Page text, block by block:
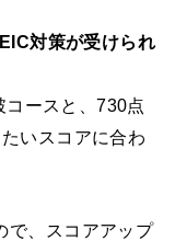
対策が受けられ
ースと、730点
いスコアに合わ
で、スコアアップ